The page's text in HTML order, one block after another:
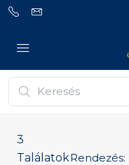
3
TalálatokRendezés: